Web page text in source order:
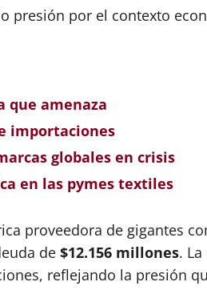
presión por el contexto
que amenaza
importaciones
globales en crisis
en las pymes textiles
proveedora de gigantes
de $12.156 millones. La
reflejando la presión